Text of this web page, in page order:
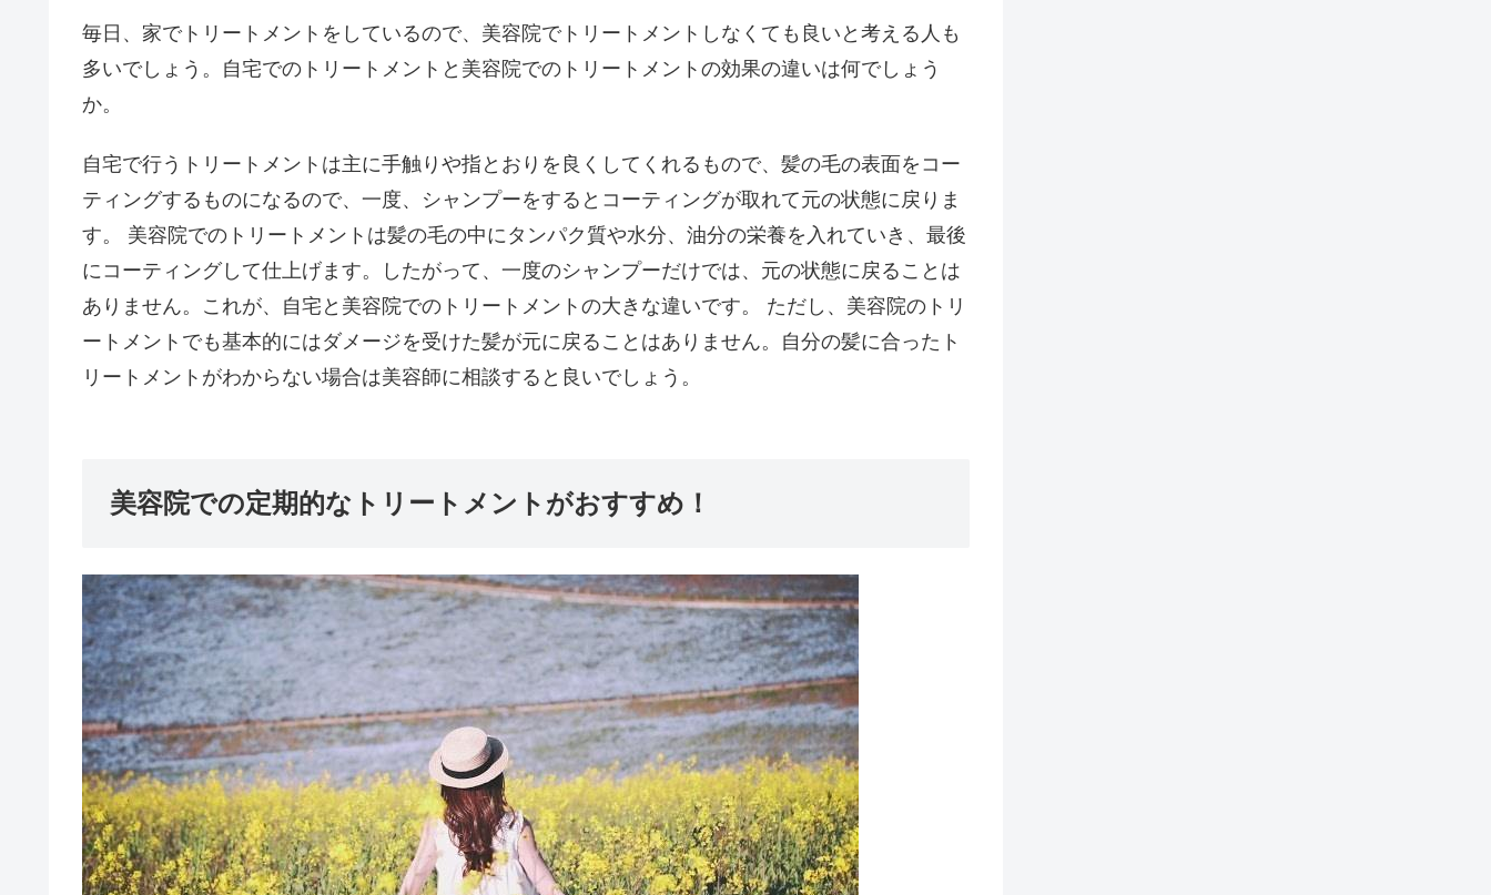
毎日、家でトリートメントをしているので、美容院でトリートメントしなくても良いと考える人も
多いでしょう。自宅でのトリートメントと美容院でのトリートメントの効果の違いは何でしょう
か。
自宅で行うトリートメントは主に手触りや指とおりを良くしてくれるもので、髪の毛の表面をコー
ティングするものになるので、一度、シャンプーをするとコーティングが取れて元の状態に戻りま
す。 美容院でのトリートメントは髪の毛の中にタンパク質や水分、油分の栄養を入れていき、最後
にコーティングして仕上げます。したがって、一度のシャンプーだけでは、元の状態に戻ることは
ありません。これが、自宅と美容院でのトリートメントの大きな違いです。 ただし、美容院のトリ
ートメントでも基本的にはダメージを受けた髪が元に戻ることはありません。自分の髪に合ったト
リートメントがわからない場合は美容師に相談すると良いでしょう。
美容院での定期的なトリートメントがおすすめ！